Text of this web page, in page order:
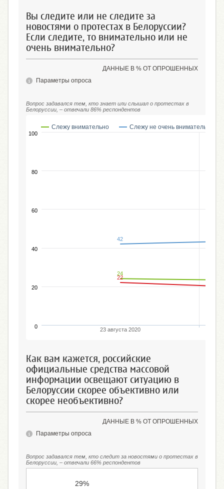
Вы следите или не следите за
новостями о протестах в Белоруссии?
Если следите, то внимательно или не
очень внимательно?
ДАННЫЕ В % ОТ ОПРОШЕННЫХ
Параметры опроса
Вопрос задавался тем, кто знает или слышал о протестах в
Белоруссии, – отвечали 86% респондентов
22
42
24
Слежу внимательно Слежу не очень внимательно
23 августа 2020
0
20
40
60
80
100
Как вам кажется, российские
официальные средства массовой
информации освещают ситуацию в
Белоруссии скорее объективно или
скорее необъективно?
ДАННЫЕ В % ОТ ОПРОШЕННЫХ
Параметры опроса
Вопрос задавался тем, кто следит за новостями о протестах в
Белоруссии, – отвечали 66% респондентов
29%